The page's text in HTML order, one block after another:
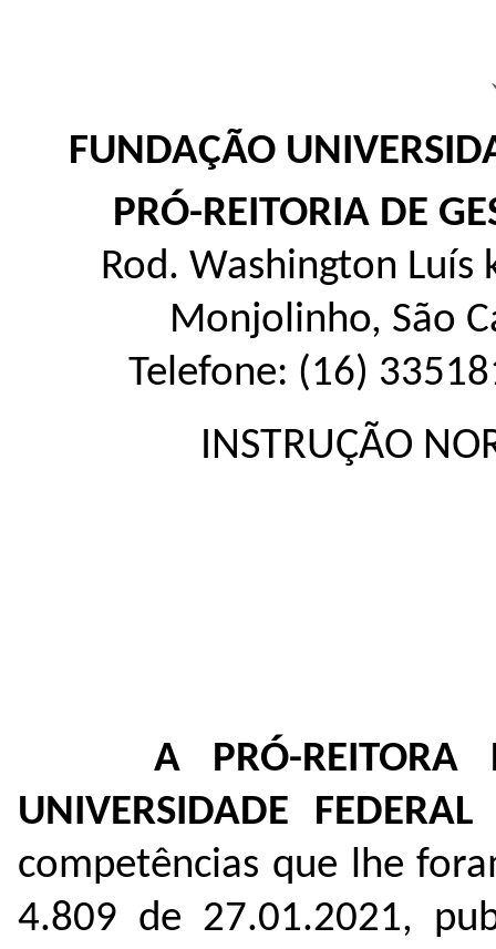
FUNDAÇÃO
PRÓ-REITORIA DE
Rod. Washington Luís
Monjolinho, São
Telefone: (16)
INSTRUÇÃO
A PRÓ-REITORA
UNIVERSIDADE
competências que lhe
4.809 de 27.01.2021,